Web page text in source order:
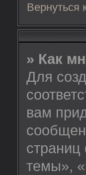
Вернуться
» Как
Для
вам
темы»,